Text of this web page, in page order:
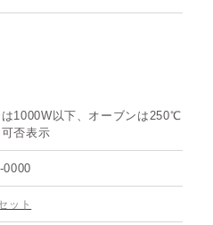
1000W以下、オーブンは250℃
否表示
0000
ット